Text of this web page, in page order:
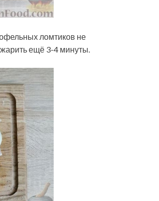
ломтиков не
ещё 3-4 минуты.